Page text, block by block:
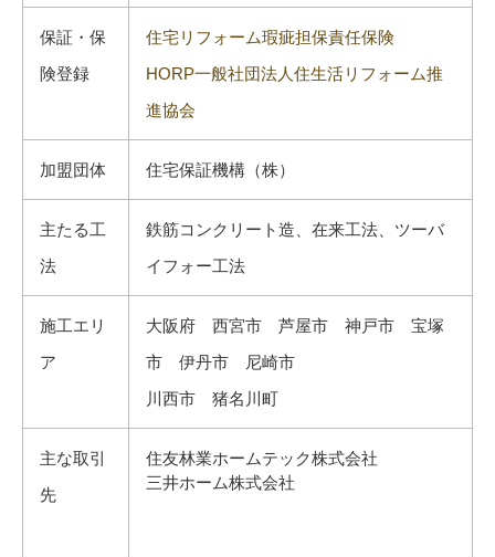
保証・保
険登録
住宅リフォーム瑕疵担保責任保険
HORP一般社団法人住生活リフォーム推
進協会
加盟団体 住宅保証機構（株）
主たる工
法
鉄筋コンクリート造、在来工法、ツーバ
イフォー工法
施工エリ
ア
大阪府 西宮市 芦屋市 神戸市 宝塚
市 伊丹市 尼崎市
川西市 猪名川町
主な取引
先
住友林業ホームテック株式会社
三井ホーム株式会社